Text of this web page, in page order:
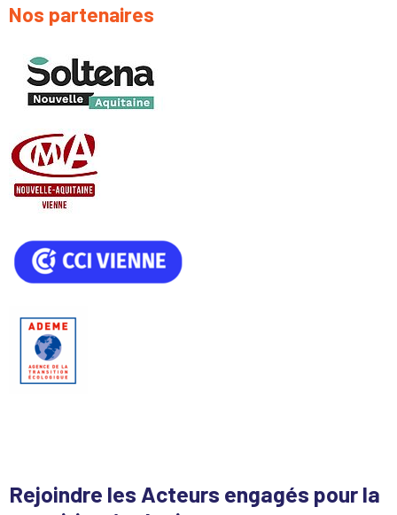
Nos partenaires
Rejoindre les Acteurs engagés pour la